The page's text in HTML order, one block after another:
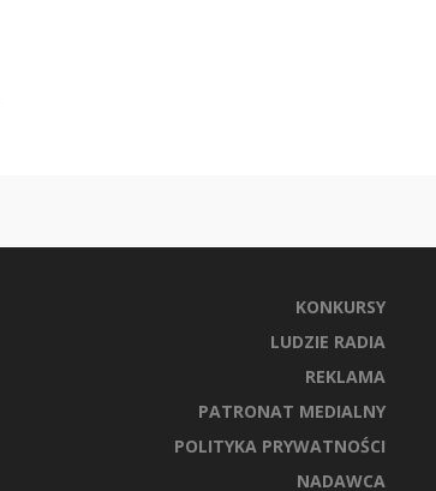
KONKURSY
LUDZIE RADIA
REKLAMA
PATRONAT MEDIALNY
POLITYKA PRYWATNOŚCI
NADAWCA